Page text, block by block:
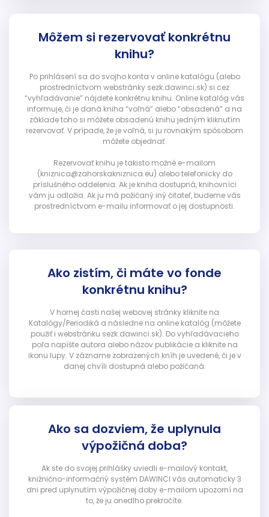
Môžem si rezervovať konkrétnu
knihu?
Po prihlásení sa do svojho konta v online katalógu (alebo
prostredníctvom webstránky sezk.dawinci.sk) si cez
“vyhľadávanie” nájdete konkrétnu knihu. Online katalóg vás
informuje, či je daná kniha “voľná” alebo “obsadená” a na
základe toho si môžete obsadenú knihu jedným kliknutím
rezervovať. V prípade, že je voľná, si ju rovnakým spôsobom
môžete objednať.
Rezervovať knihu je takisto možné e-mailom
(kniznica@zahorskakniznica.eu) alebo telefonicky do
príslušného oddelenia. Ak je kniha dostupná, knihovníci
vám ju odložia. Ak ju má požičaný iný čitateľ, budeme vás
prostredníctvom e-mailu informovať o jej dostupnosti.
Ako zistím, či máte vo fonde
konkrétnu knihu?
V hornej časti našej webovej stránky kliknite na
Katalógy/Periodiká a následne na online katalóg (môžete
použiť i webstránku sezk.dawinci.sk). Do vyhľadávacieho
poľa napíšte autora alebo názov publikácie a kliknite na
ikonu lupy. V zázname zobrazených kníh je uvedené, či je v
danej chvíli dostupná alebo požičaná.
Ako sa dozviem, že uplynula
výpožičná doba?
Ak ste do svojej prihlášky uviedli e-mailový kontakt,
knižnično-informačný systém DAWINCI vás automaticky 3
dni pred uplynutím výpožičnej doby e-mailom upozorní na
to, že ju onedlho prekročíte.